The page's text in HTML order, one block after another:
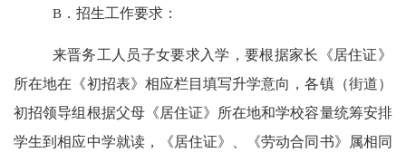
B．招生工作要求：
来晋务工人员子女要求入学，要根据家长《居住证》
所在地在《初招表》相应栏目填写升学意向，各镇（街道）
初招领导组根据父母《居住证》所在地和学校容量统筹安排
学生到相应中学就读，《居住证》、《劳动合同书》属相同